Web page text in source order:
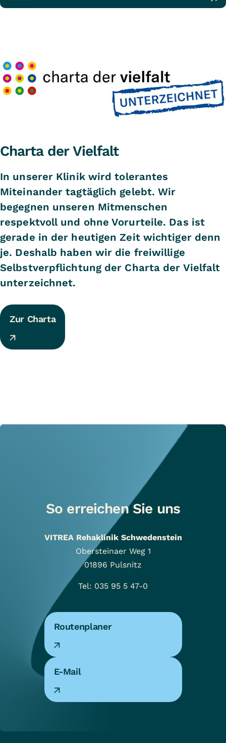
Charta der Vielfalt
In unserer Klinik wird tolerantes
Miteinander tagtäglich gelebt. Wir
begegnen unseren Mitmenschen
respektvoll und ohne Vorurteile. Das ist
gerade in der heutigen Zeit wichtiger denn
je. Deshalb haben wir die freiwillige
Selbstverpflichtung der Charta der Vielfalt
unterzeichnet.
Zur Charta
So erreichen Sie uns
VITREA Rehaklinik Schwedenstein
Obersteinaer Weg 1
01896 Pulsnitz
Tel: 035 95 5 47-0
Routenplaner
E-Mail